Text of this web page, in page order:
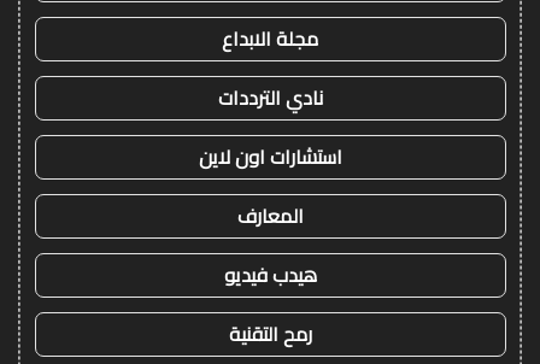
مجلة الابداع
نادي الترددات
استشارات اون لاين
المعارف
هيدب فيديو
رمح التقنية